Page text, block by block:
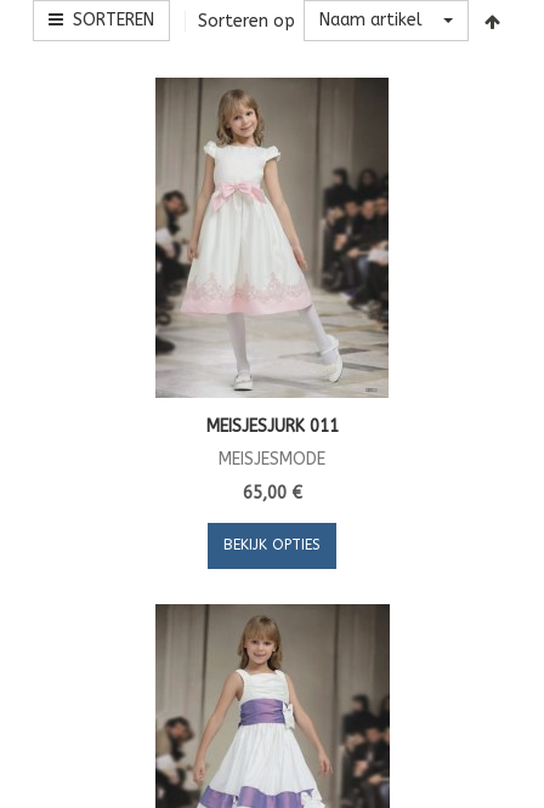
SORTEREN Sorteren op Naam artikel
MEISJESJURK 011
MEISJESMODE
65,00 €
BEKIJK OPTIES